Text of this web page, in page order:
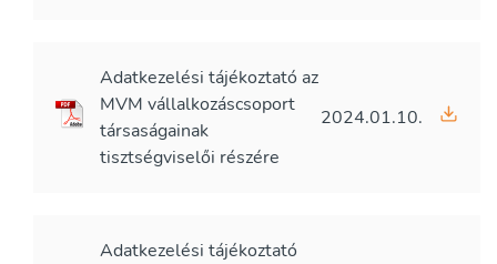
Adatkezelési tájékoztató az
MVM vállalkozáscsoport
társaságainak
tisztségviselői részére
2024.01.10.
Adatkezelési tájékoztató